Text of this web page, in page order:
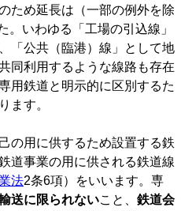
ため延長は（一部の例外を除
。いわゆる「工場の引込線」
「公共（臨港）線」として地
同利用するような線路も存在
用鉄道と明示的に区別するた
ます。
の用に供するため設置する鉄
道事業の用に供される鉄道線
法2条6項）をいいます。専
送に限られないこと、 鉄道会